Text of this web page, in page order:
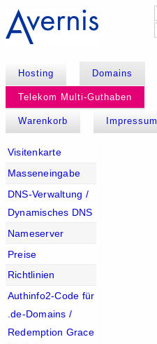
Hosting Domains
Telekom Multi-Guthaben
Warenkorb Impressum
Visitenkarte
Masseneingabe
DNS-Verwaltung /
Dynamisches DNS
Nameserver
Preise
Richtlinien
Authinfo2-Code für
.de-Domains /
Redemption Grace